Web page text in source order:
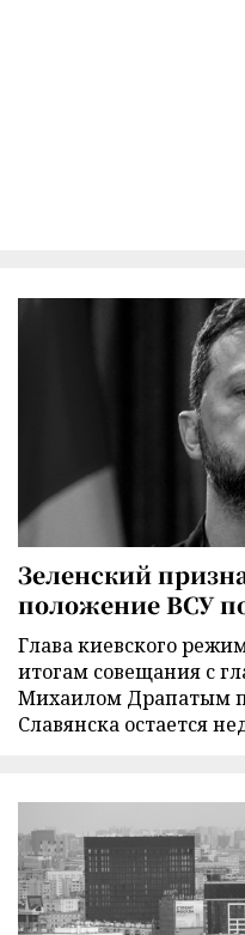
Зеленский
положение ВСУ
Глава киевского
итогам совещания с
Михаилом Драпатым
Славянска остается